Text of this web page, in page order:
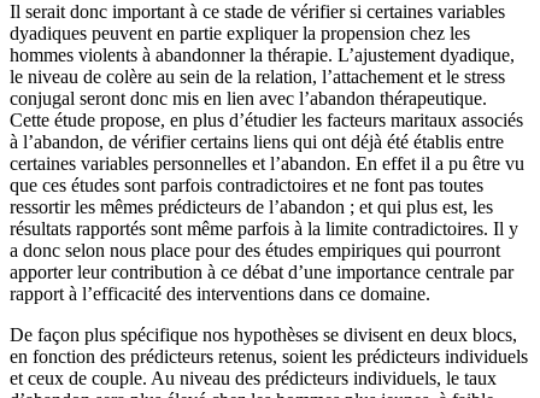
Il serait donc important à ce stade de vérifier si certaines variables
dyadiques peuvent en partie expliquer la propension chez les
hommes violents à abandonner la thérapie. L’ajustement dyadique,
le niveau de colère au sein de la relation, l’attachement et le stress
conjugal seront donc mis en lien avec l’abandon thérapeutique.
Cette étude propose, en plus d’étudier les facteurs maritaux associés
à l’abandon, de vérifier certains liens qui ont déjà été établis entre
certaines variables personnelles et l’abandon. En effet il a pu être vu
que ces études sont parfois contradictoires et ne font pas toutes
ressortir les mêmes prédicteurs de l’abandon ; et qui plus est, les
résultats rapportés sont même parfois à la limite contradictoires. Il y
a donc selon nous place pour des études empiriques qui pourront
apporter leur contribution à ce débat d’une importance centrale par
rapport à l’efficacité des interventions dans ce domaine.
De façon plus spécifique nos hypothèses se divisent en deux blocs,
en fonction des prédicteurs retenus, soient les prédicteurs individuels
et ceux de couple. Au niveau des prédicteurs individuels, le taux